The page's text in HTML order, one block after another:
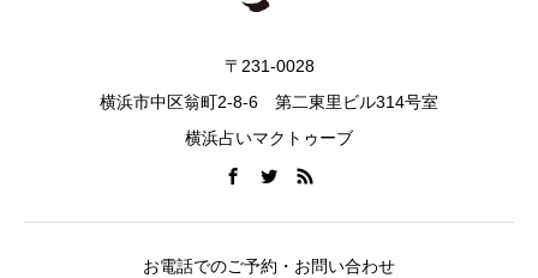
〒231-0028
横浜市中区翁町2-8-6 第二東里ビル314号室
横浜占いマクトゥーブ
お電話でのご予約・お問い合わせ